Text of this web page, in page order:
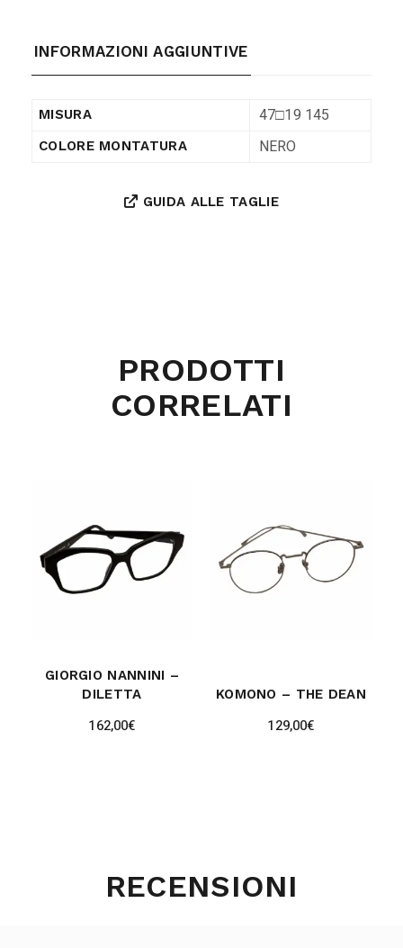
INFORMAZIONI AGGIUNTIVE
MISURA 47□19 145
COLORE MONTATURA NERO
GUIDA ALLE TAGLIE
PRODOTTI
CORRELATI
GIORGIO NANNINI –
DILETTA
162,00€
KOMONO – THE DEAN
129,00€
RECENSIONI